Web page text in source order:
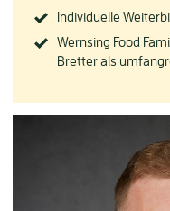
Individuelle
Wernsing Food
Bretter als